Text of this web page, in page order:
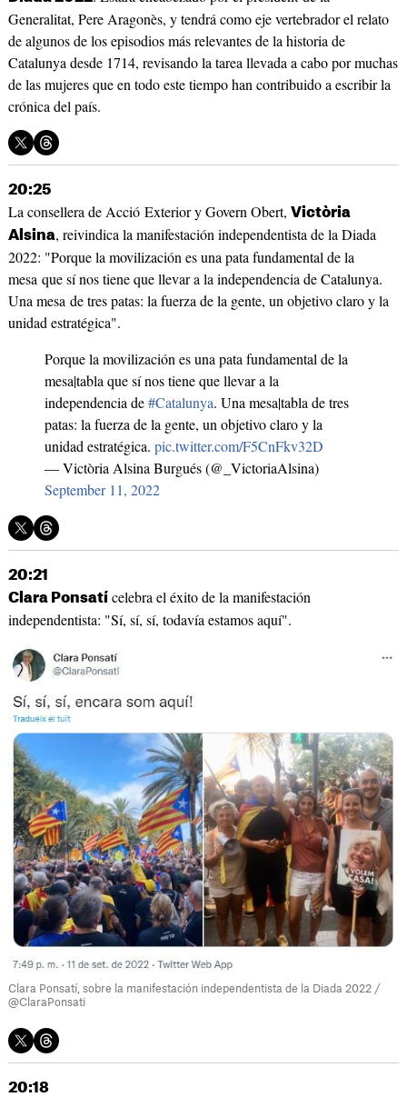
Generalitat, Pere Aragonès, y tendrá como eje vertebrador el relato
de algunos de los episodios más relevantes de la historia de
Catalunya desde 1714, revisando la tarea llevada a cabo por muchas
de las mujeres que en todo este tiempo han contribuido a escribir la
crónica del país.
20:25
La consellera de Acció Exterior y Govern Obert, Victòria
Alsina, reivindica la manifestación independentista de la Diada
2022: "Porque la movilización es una pata fundamental de la
mesa que sí nos tiene que llevar a la independencia de Catalunya.
Una mesa de tres patas: la fuerza de la gente, un objetivo claro y la
unidad estratégica".
Porque la movilización es una pata fundamental de la
mesa|tabla que sí nos tiene que llevar a la
independencia de#Catalunya. Una mesa|tabla de tres
patas: la fuerza de la gente, un objetivo claro y la
unidad estratégica. pic.twitter.com/F5CnFkv32D
— Victòria Alsina Burgués (@_VictoriaAlsina)
September 11, 2022
20:21
Clara Ponsatícelebra el éxito de la manifestación
independentista: "Sí, sí, sí, todavía estamos aquí".
Clara Ponsatí, sobre la manifestación independentista de la Diada 2022 /
@ClaraPonsati
20:18